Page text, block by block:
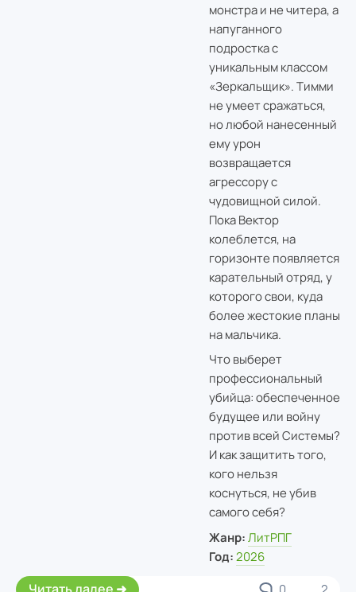
монстра и не читера, а
напуганного
подростка с
уникальным классом
«Зеркальщик». Тимми
не умеет сражаться,
но любой нанесенный
ему урон
возвращается
агрессору с
чудовищной силой.
Пока Вектор
колеблется, на
горизонте появляется
карательный отряд, у
которого свои, куда
более жестокие планы
на мальчика.
Что выберет
профессиональный
убийца: обеспеченное
будущее или войну
против всей Системы?
И как защитить того,
кого нельзя
коснуться, не убив
самого себя?
Жанр: ЛитРПГ
Год: 2026